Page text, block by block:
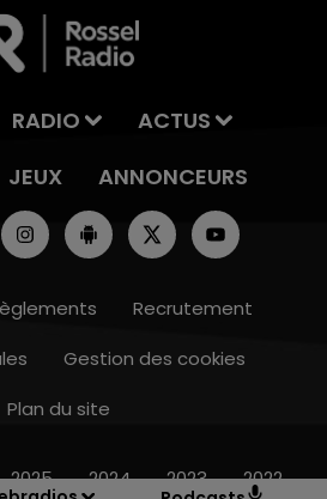
- 20h00
RADIO
ACTUS
JEUX ANNONCEURS
Recrutement
Gestion des cookies
Plan du site
2025 2024 2023 2022